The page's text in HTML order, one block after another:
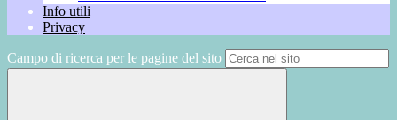
Info utili
Privacy
Campo di ricerca per le pagine del sito